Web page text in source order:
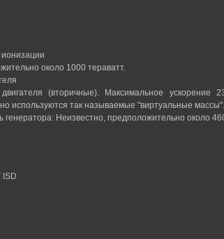
около 1000 тераватт.
(вторичные). Максимальное ускорение
используются так называемые "виртуальные массы".
Неизвестно, предположительно около
ISD